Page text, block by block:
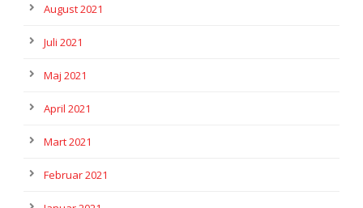
August 2021
Juli 2021
Maj 2021
April 2021
Mart 2021
Februar 2021